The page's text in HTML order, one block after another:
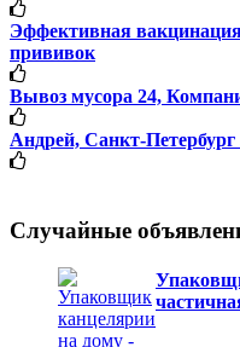
Эффективная
прививок
Вывоз мусора 24,
Андрей, Санкт-Петербург
Случайные